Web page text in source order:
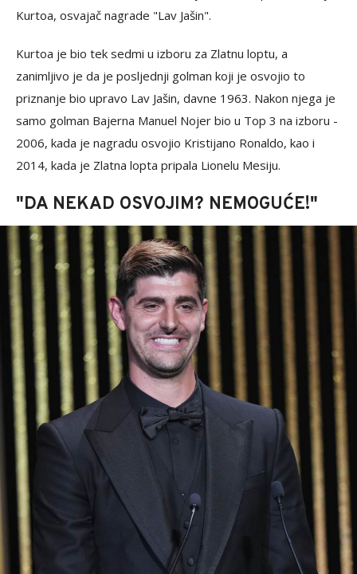
Kurtoa, osvajač nagrade "Lav Jašin".
Kurtoa je bio tek sedmi u izboru za Zlatnu loptu, a
zanimljivo je da je posljednji golman koji je osvojio to
priznanje bio upravo Lav Jašin, davne 1963. Nakon njega je
samo golman Bajerna Manuel Nojer bio u Top 3 na izboru -
2006, kada je nagradu osvojio Kristijano Ronaldo, kao i
2014, kada je Zlatna lopta pripala Lionelu Mesiju.
"DA NEKAD OSVOJIM? NEMOGUĆE!"